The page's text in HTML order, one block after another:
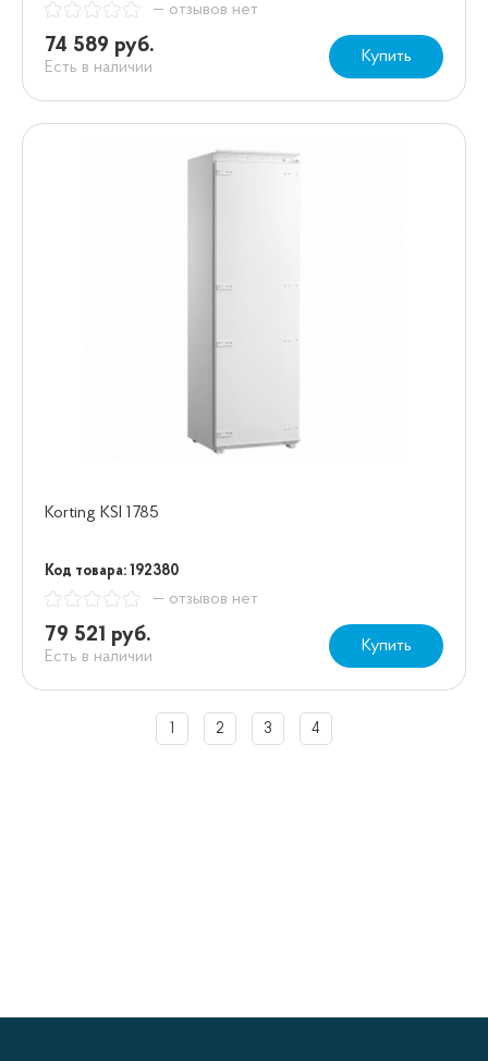
— отзывов нет
74 589 руб.
Есть в наличии
Купить
Korting KSI 1785
Код товара: 192380
— отзывов нет
79 521 руб.
Есть в наличии
Купить
1 2 3 4